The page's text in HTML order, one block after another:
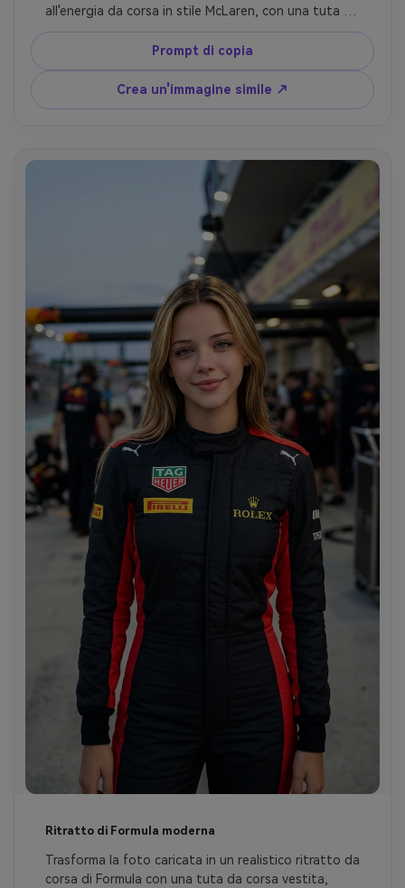
all'energia da corsa in stile McLaren, con una tuta da
corsa arancione papaya, dettagli eleganti in stile
sponsor, una profondità di campo drammatica e
bassa, un'auto da corsa sullo sfondo, fiducia
motoristica d'élite, ultra realistica, preservare il volto
originale.
Prompt di copia
Crea un'immagine simile ↗
Ritratto di Formula moderna
Trasforma la foto caricata in un realistico ritratto da
corsa di Formula con una tuta da corsa vestita,